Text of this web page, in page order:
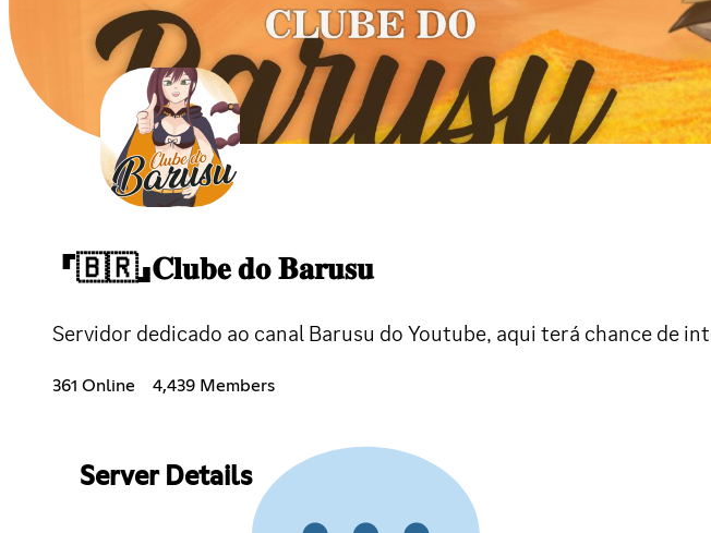
「🇧🇷」𝐂𝐥𝐮𝐛𝐞 𝐝𝐨 𝐁𝐚𝐫𝐮𝐬𝐮
Servidor dedicado ao canal Barusu do Youtube, aqui terá chance de
361 Online 4,439 Members
Server Details